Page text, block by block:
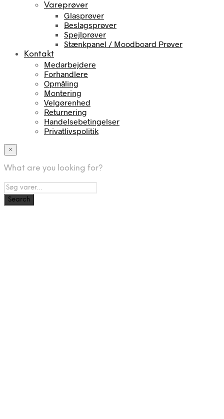
Vareprøver
Glasprøver
Beslagsprøver
Spejlprøver
Stænkpanel / Moodboard Prøver
Kontakt
Medarbejdere
Forhandlere
Opmåling
Montering
Velgørenhed
Returnering
Handelsebetingelser
Privatlivspolitik
×
What are you looking for?